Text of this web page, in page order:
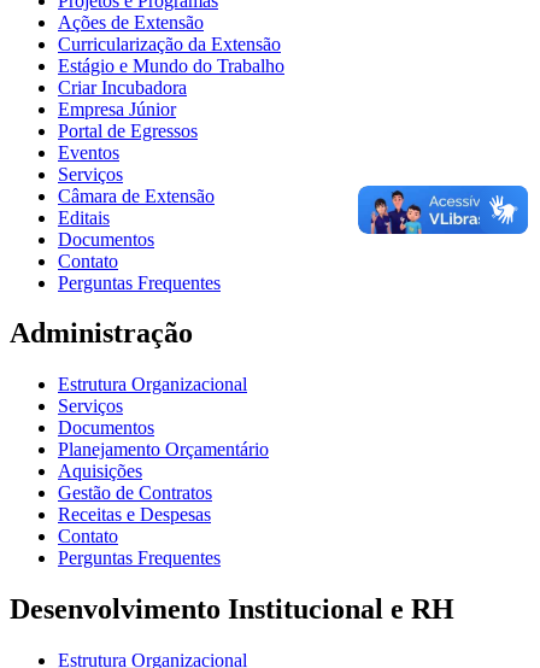
Ações de Extensão
Curricularização da Extensão
Estágio e Mundo do Trabalho
Criar Incubadora
Empresa Júnior
Portal de Egressos
Eventos
Serviços
Câmara de Extensão
Editais
Documentos
Contato
Perguntas Frequentes
Administração
Estrutura Organizacional
Serviços
Documentos
Planejamento Orçamentário
Aquisições
Gestão de Contratos
Receitas e Despesas
Contato
Perguntas Frequentes
Desenvolvimento Institucional e RH
Estrutura Organizacional